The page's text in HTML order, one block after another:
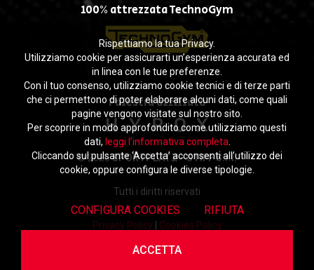
100% attrezzata TechnoGym
Palestra affiliata
© 2026SPORTPLATZ - STIFF S.r.l.
Tutti i diritti riservati
Privacy Policy Cookies Policy
Rispettiamo la tua Privacy.
Utilizziamo cookie per assicurarti un’esperienza accurata ed
in linea con le tue preferenze.
Con il tuo consenso, utilizziamo cookie tecnici e di terze parti
che ci permettono di poter elaborare alcuni dati, come quali
pagine vengono visitate sul nostro sito.
Per scoprire in modo approfondito come utilizziamo questi
dati, leggi l’informativa completa
Cliccando sul pulsante ‘Accetta’ acconsenti all’utilizzo dei
cookie, oppure configura le diverse tipologie.
CONFIGURA COOKIES RIFIUTA
ACCETTA